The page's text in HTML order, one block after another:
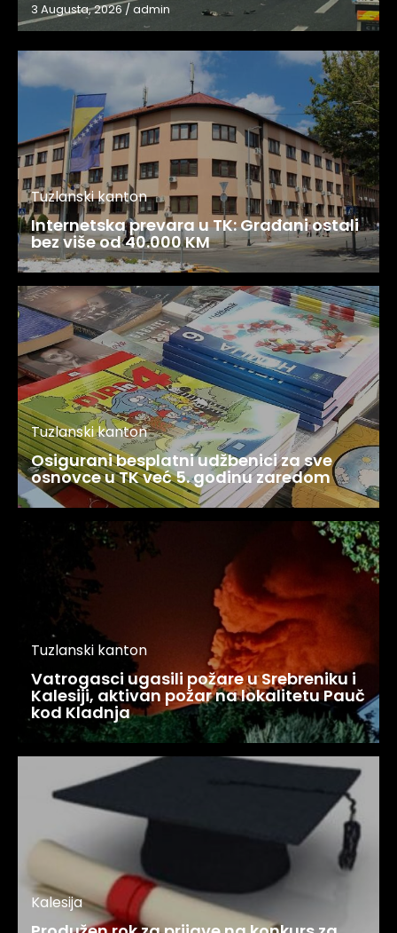
3 Augusta, 2026 / admin
Tuzlanski kanton
Internetska prevara u TK: Građani ostali
bez više od 40.000 KM
Tuzlanski kanton
Osigurani besplatni udžbenici za sve
osnovce u TK već 5. godinu zaredom
Tuzlanski kanton
Vatrogasci ugasili požare u Srebreniku i
Kalesiji, aktivan požar na lokalitetu Pauč
kod Kladnja
Kalesija